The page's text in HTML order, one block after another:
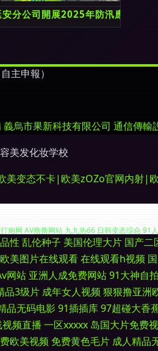
分公司開展2025年防汛應急實戰
主申報）
義烏市果新科技有限公司 通信傳輸
美发化妆学校
美变态不卡|欧美zOZo官网内
影院 超碰在线免费97 国产精品五区 久久
炮网 AV撸撸网站 九九热66 日韩变态综合
页 亚洲综合自拍a片 菠萝αⅴ 日韩欧美中 91
福利网 九九热艹 操逼影视豆花社区 亚洲五
性 乱伦种子 美国伦理大片 国产二
欧美图片在线观看在线观看h视频
网站 亚洲人成免费网站91大神自拍
品3级片 成年女人视频 狠狠撸亚洲
品无码电影91插插库97超碰大香
频直播 一区xxxxx 岛国大片免费
欧美视频 免费黄色毛片 成人精品